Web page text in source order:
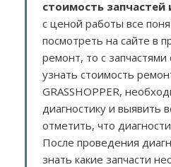
стоимость
с ценой работы все
посмотреть на сайте в
ремонт, то с
узнать стоимость
GRASSHOPPER,
диагностику и выявить
отметить, что
После проведения
знать какие запчасти